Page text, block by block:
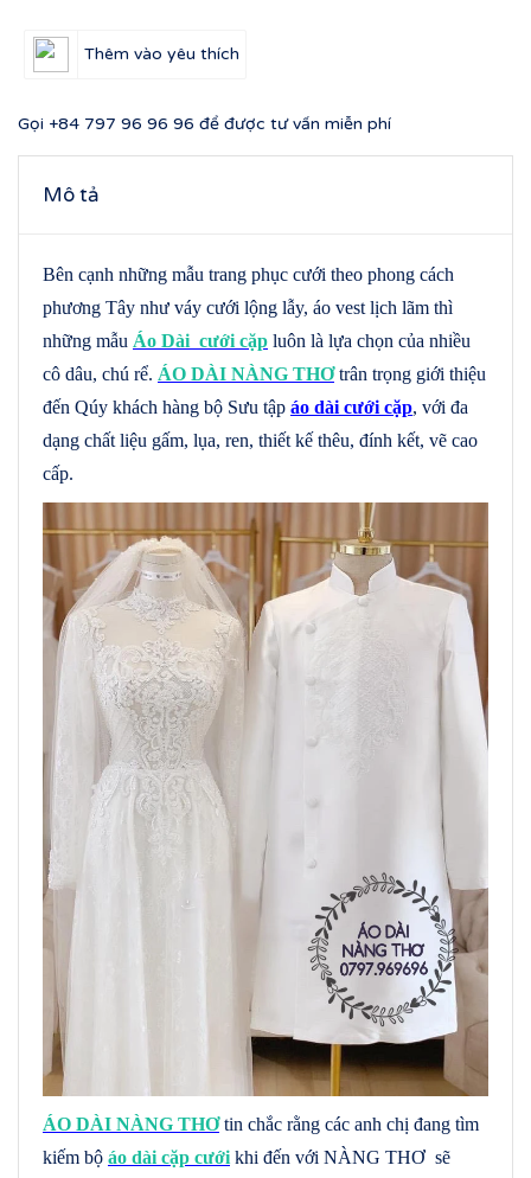
Thêm vào yêu thích
Gọi +84 797 96 96 96 để được tư vấn miễn phí
Mô tả
Bên cạnh những mẫu trang phục cưới theo phong cách
phương Tây như váy cưới lộng lẫy, áo vest lịch lãm thì
những mẫu Áo Dài cưới cặp luôn là lựa chọn của nhiều
cô dâu, chú rể. ÁO DÀI NÀNG THƠtrân trọng giới thiệu
đến Qúy khách hàng bộ Sưu tập áo dài cưới cặp, với đa
dạng chất liệu gấm, lụa, ren, thiết kế thêu, đính kết, vẽ cao
cấp.
ÁO DÀI NÀNG THƠtin chắc rằng các anh chị đang tìm
kiếm bộ áo dài cặp cưới khi đến với NÀNG THƠ sẽ